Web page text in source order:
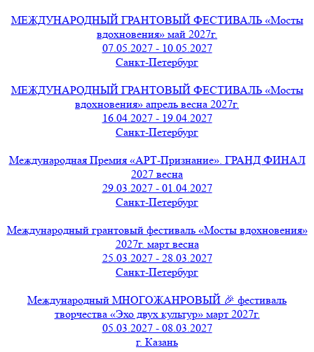
МЕЖДУНАРОДНЫЙ ГРАНТОВЫЙ ФЕСТИВАЛЬ «Мосты
вдохновения» май 2027г.
07.05.2027 - 10.05.2027
Санкт-Петербург
МЕЖДУНАРОДНЫЙ ГРАНТОВЫЙ ФЕСТИВАЛЬ «Мосты
вдохновения» апрель весна 2027г.
16.04.2027 - 19.04.2027
Санкт-Петербург
Международная Премия «АРТ-Признание». ГРАНД ФИНАЛ
2027 весна
29.03.2027 - 01.04.2027
Санкт-Петербург
Международный грантовый фестиваль «Мосты вдохновения»
2027г. март весна
25.03.2027 - 28.03.2027
Санкт-Петербург
Международный МНОГОЖАНРОВЫЙ 🎉 фестиваль
творчества «Эхо двух культур» март 2027г.
05.03.2027 - 08.03.2027
г. Казань